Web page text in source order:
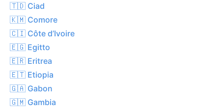
🇹🇩 Ciad
🇰🇲 Comore
🇨🇮 Côte d’Ivoire
🇪🇬 Egitto
🇪🇷 Eritrea
🇪🇹 Etiopia
🇬🇦 Gabon
🇬🇲 Gambia